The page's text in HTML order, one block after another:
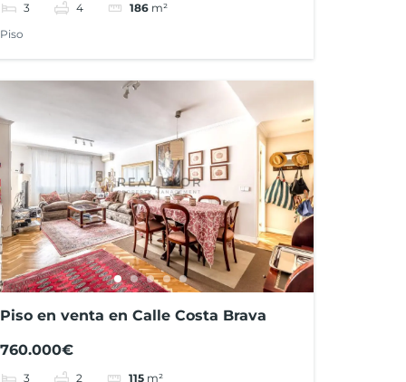
3 4 186 m²
Piso
Piso en venta en Calle Costa Brava
760.000€
3 2 115 m²